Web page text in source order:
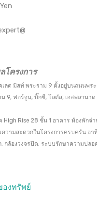
โครงการ
เลต มิสท์ พระราม 9 ตั้งอยู่บนถนนพร
9, ฟอร์จูน, บิ๊กซี, โลตัส, เอสพลานา
High Rise 28 ชั้น 1 อาคาร ห้องพัก
ความสะดวกในโครงการครบครัน อ
, กล้องวงจรปิด, ระบบรักษาความปลอ
องทรัพย์